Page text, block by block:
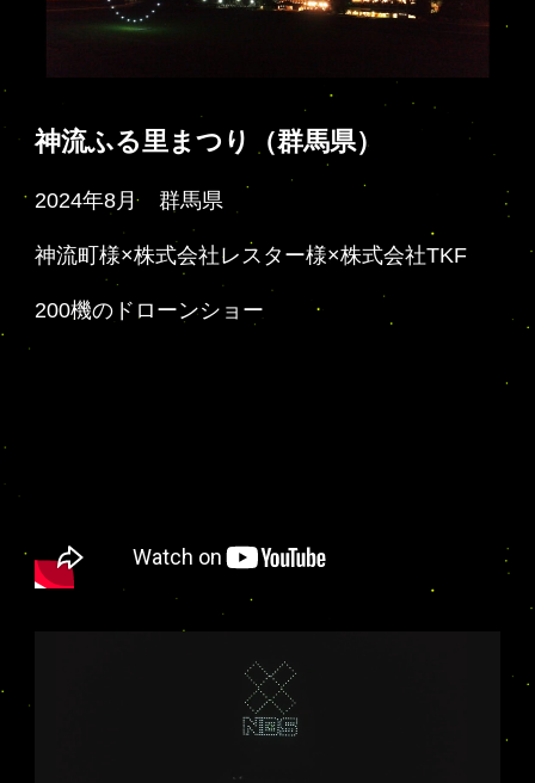
神流ふる里まつり（群馬県）
2024年8月 群馬県
神流町様×株式会社レスター様×株式会社TKF
200機のドローンショー